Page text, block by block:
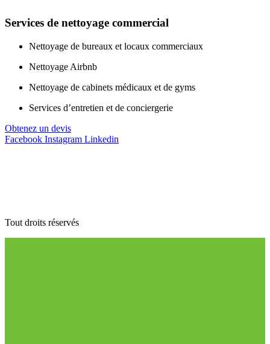
Services de nettoyage commercial
Nettoyage de bureaux et locaux commerciaux
Nettoyage Airbnb
Nettoyage de cabinets médicaux et de gyms
Services d’entretien et de conciergerie
Obtenez un devis
Facebook Instagram Linkedin
Tout droits réservés